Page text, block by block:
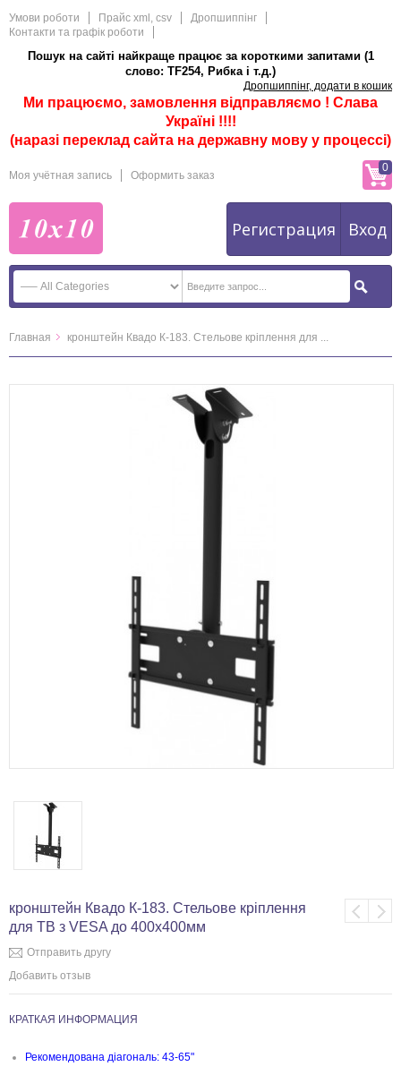
Умови роботи Прайс xml, csv
Дропшиппінг
Контакти та графік роботи
Пошук на сайті найкраще працює за короткими запитами (1
слово: TF254, Рибка і т.д.)
Дропшиппінг, додати в кошик
Ми працюємо, замовлення відправляємо ! Слава
Україні !!!!
(наразі переклад сайта на державну мову у процессі)
Моя учётная запись Оформить заказ
Регистрация Вход
0
Главная кронштейн Квадо К-183. Стельове кріплення для ...
кронштейн Квадо К-183. Стельове кріплення
для ТВ з VESA до 400х400мм
Отправить другу
Добавить отзыв
КРАТКАЯ ИНФОРМАЦИЯ
Рекомендована діагональ: 43-65"